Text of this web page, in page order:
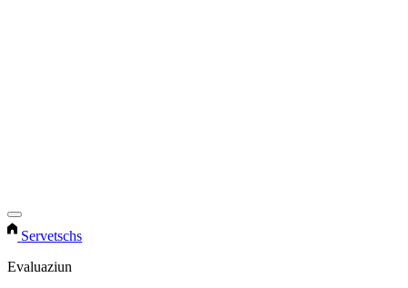
Servetschs
Evaluaziun